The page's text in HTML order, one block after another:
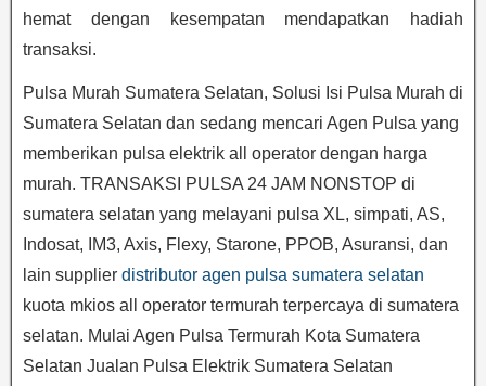
hemat dengan kesempatan mendapatkan hadiah
transaksi.
Pulsa Murah Sumatera Selatan, Solusi Isi Pulsa Murah di
Sumatera Selatan dan sedang mencari Agen Pulsa yang
memberikan pulsa elektrik all operator dengan harga
murah. TRANSAKSI PULSA 24 JAM NONSTOP di
sumatera selatan yang melayani pulsa XL, simpati, AS,
Indosat, IM3, Axis, Flexy, Starone, PPOB, Asuransi, dan
lain supplier distributor agen pulsa sumatera selatan
kuota mkios all operator termurah terpercaya di sumatera
selatan. Mulai Agen Pulsa Termurah Kota Sumatera
Selatan Jualan Pulsa Elektrik Sumatera Selatan